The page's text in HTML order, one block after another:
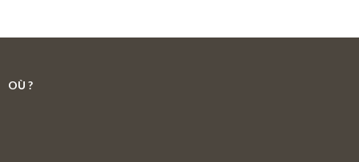
OÙ ?